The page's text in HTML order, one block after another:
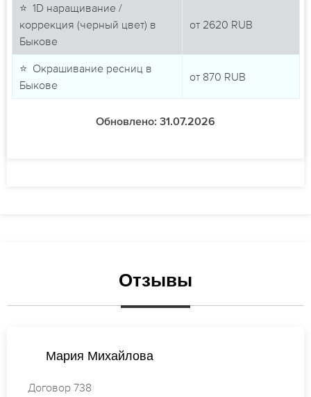
⭐ 1D наращивание /
коррекция (черный цвет) в
Быкове
от 2620 RUB
⭐ Окрашивание ресниц в
Быкове
от 870 RUB
Обновлено: 31.07.2026
Отзывы
Валентина Попова
Договор 811